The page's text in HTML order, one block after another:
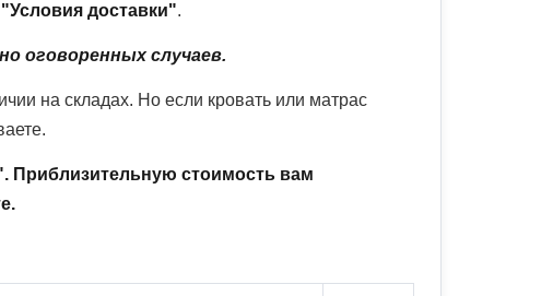
доставки".
оговоренных случаев.
на складах. Но если кровать или матрас
Приблизительную стоимость вам